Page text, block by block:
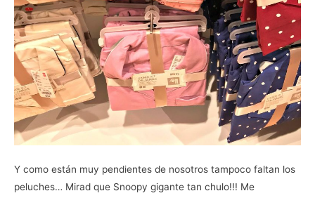
Y como están muy pendientes de nosotros tampoco faltan los
peluches… Mirad que Snoopy gigante tan chulo!!! Me